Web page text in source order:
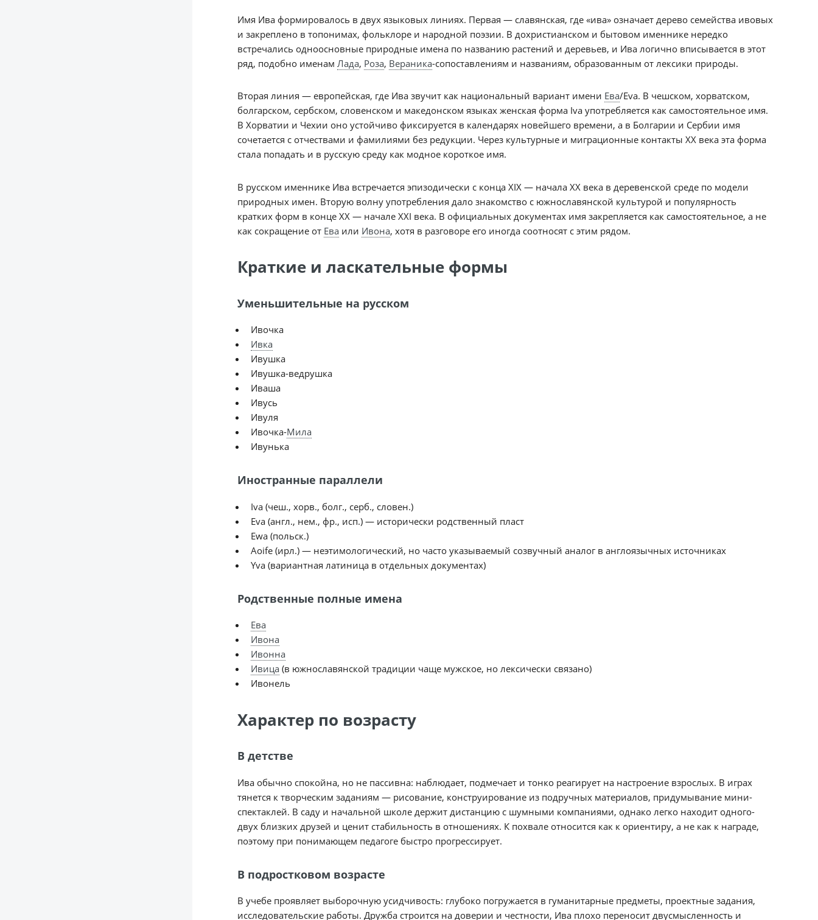
Имя Ива формировалось в двух языковых линиях. Первая — славянская, где «ива» означает дерево семейства ивовых
и закреплено в топонимах, фольклоре и народной поэзии. В дохристианском и бытовом именнике нередко
встречались одноосновные природные имена по названию растений и деревьев, и Ива логично вписывается в этот
ряд, подобно именам Лада, Роза, Вераника-сопоставлениям и названиям, образованным от лексики природы.
Вторая линия — европейская, где Ива звучит как национальный вариант имени Ева/Eva. В чешском, хорватском,
болгарском, сербском, словенском и македонском языках женская форма Iva употребляется как самостоятельное имя.
В Хорватии и Чехии оно устойчиво фиксируется в календарях новейшего времени, а в Болгарии и Сербии имя
сочетается с отчествами и фамилиями без редукции. Через культурные и миграционные контакты XX века эта форма
стала попадать и в русскую среду как модное короткое имя.
В русском именнике Ива встречается эпизодически с конца XIX — начала XX века в деревенской среде по модели
природных имен. Вторую волну употребления дало знакомство с южнославянской культурой и популярность
кратких форм в конце XX — начале XXI века. В официальных документах имя закрепляется как самостоятельное, а не
как сокращение от Еваили Ивона, хотя в разговоре его иногда соотносят с этим рядом.
Краткие и ласкательные формы
Уменьшительные на русском
Ивочка
Ивка
Ивушка
Ивушка-ведрушка
Иваша
Ивусь
Ивуля
Ивочка-Мила
Ивунька
Иностранные параллели
Iva (чеш., хорв., болг., серб., словен.)
Eva (англ., нем., фр., исп.) — исторически родственный пласт
Ewa (польск.)
Aoife (ирл.) — неэтимологический, но часто указываемый созвучный аналог в англоязычных источниках
Yva (вариантная латиница в отдельных документах)
Родственные полные имена
Ева
Ивона
Ивонна
Ивица(в южнославянской традиции чаще мужское, но лексически связано)
Ивонель
Характер по возрасту
В детстве
Ива обычно спокойна, но не пассивна: наблюдает, подмечает и тонко реагирует на настроение взрослых. В играх
тянется к творческим заданиям — рисование, конструирование из подручных материалов, придумывание мини-
спектаклей. В саду и начальной школе держит дистанцию с шумными компаниями, однако легко находит одного-
двух близких друзей и ценит стабильность в отношениях. К похвале относится как к ориентиру, а не как к награде,
поэтому при понимающем педагоге быстро прогрессирует.
В подростковом возрасте
В учебе проявляет выборочную усидчивость: глубоко погружается в гуманитарные предметы, проектные задания,
исследовательские работы. Дружба строится на доверии и честности, Ива плохо переносит двусмысленность и